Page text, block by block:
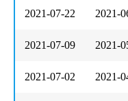
2021-07-22 2021-
2021-07-09 2021-
2021-07-02 2021-